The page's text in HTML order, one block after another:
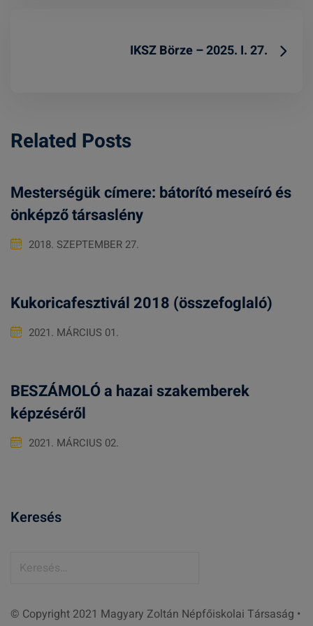
IKSZ Börze – 2025. I. 27.
Related Posts
Mesterségük címere: bátorító meseíró és
önképző társaslény
2018. SZEPTEMBER 27.
Kukoricafesztivál 2018 (összefoglaló)
2021. MÁRCIUS 01.
BESZÁMOLÓ a hazai szakemberek
képzéséről
2021. MÁRCIUS 02.
Keresés
e
© Copyright 2021 Magyary Zoltán Népfőiskolai Társaság •